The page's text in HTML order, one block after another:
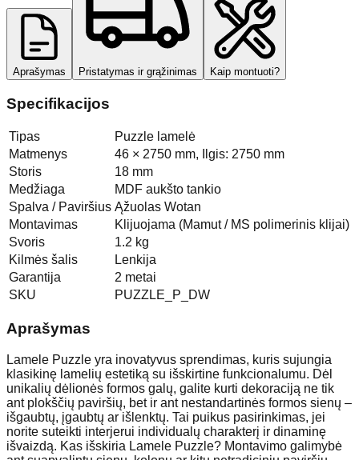
Aprašymas Pristatymas ir grąžinimas Kaip montuoti?
Specifikacijos
Tipas
Puzzle lamelė
Matmenys
46 × 2750 mm, Ilgis: 2750 mm
Storis
18 mm
Medžiaga
MDF aukšto tankio
Spalva / Paviršius Ąžuolas Wotan
Montavimas
Klijuojama (Mamut / MS polimerinis klijai)
Svoris
1.2 kg
Kilmės šalis
Lenkija
Garantija
2 metai
SKU
PUZZLE_P_DW
Aprašymas
Lamele Puzzle yra inovatyvus sprendimas, kuris sujungia
klasikinę lamelių estetiką su išskirtine funkcionalumu. Dėl
unikalių dėlionės formos galų, galite kurti dekoraciją ne tik
ant plokščių paviršių, bet ir ant nestandartinės formos sienų –
išgaubtų, įgaubtų ar išlenktų. Tai puikus pasirinkimas, jei
norite suteikti interjerui individualų charakterį ir dinaminę
išvaizdą. Kas išskiria Lamele Puzzle? Montavimo galimybė